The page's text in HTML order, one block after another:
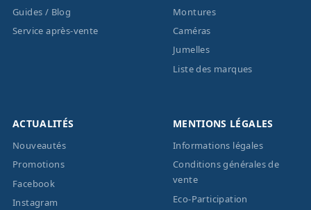
Guides / Blog
Service après-vente
Montures
Caméras
Jumelles
Liste des marques
ACTUALITÉS
Nouveautés
Promotions
Facebook
Instagram
MENTIONS LÉGALES
Informations légales
Conditions générales de
vente
Eco-Participation